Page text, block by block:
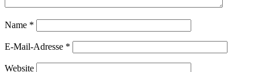
Name *
E-Mail-Adresse *
Website